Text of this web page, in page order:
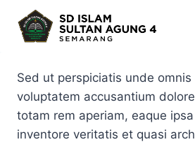
content
Sed ut perspiciatis unde
voluptatem accusantium
totam rem aperiam, eaque
inventore veritatis et quasi